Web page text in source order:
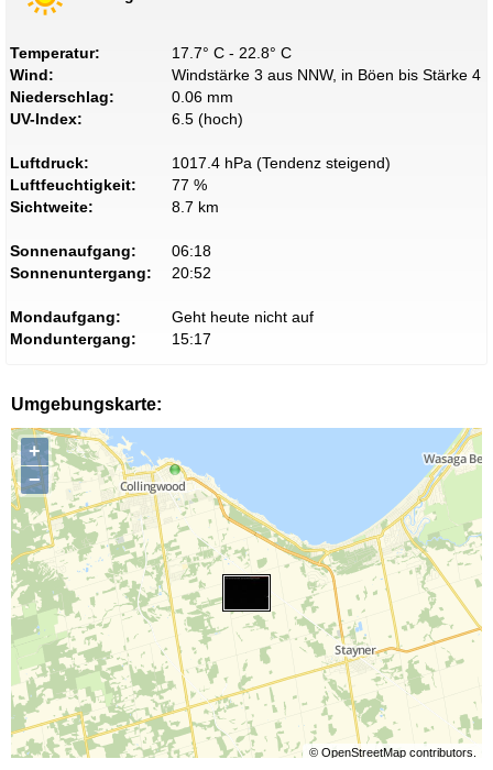
Temperatur:
17.7° C - 22.8° C
Wind:
Windstärke 3 aus NNW, in Böen bis Stärke 4
Niederschlag:
0.06 mm
UV-Index:
6.5 (hoch)
Luftdruck:
1017.4 hPa (Tendenz steigend)
Luftfeuchtigkeit:
77 %
Sichtweite:
8.7 km
Sonnenaufgang:
06:18
Sonnenuntergang:
20:52
Mondaufgang:
Geht heute nicht auf
Monduntergang:
15:17
Umgebungskarte:
+
−
© OpenStreetMapcontributors.